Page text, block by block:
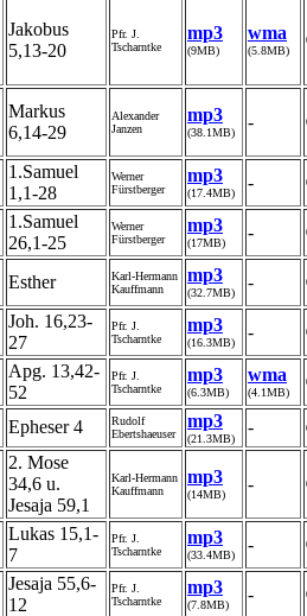
Jakobus
5,13-20
Pfr. J.
Tscharntke
mp3
(9MB)
wma
(5.8MB)
Markus
6,14-29
Alexander
Janzen
mp3
(38.1MB)
-
1.Samuel
1,1-28
Werner
Fürstberger
mp3
(17.4MB)
-
1.Samuel
26,1-25
Werner
Fürstberger
mp3
(17MB)
-
Esther
Karl-Hermann
Kauffmann
mp3
(32.7MB)
-
Joh. 16,23-
27
Pfr. J.
Tscharntke
mp3
(16.3MB)
-
Apg. 13,42-
52
Pfr. J.
Tscharntke
mp3
(6.3MB)
wma
(4.1MB)
Epheser 4
Rudolf
Ebertshaeuser
mp3
(21.3MB)
-
2. Mose
34,6 u.
Jesaja 59,1
Karl-Hermann
Kauffmann
mp3
(14MB)
-
Lukas 15,1-
7
Pfr. J.
Tscharntke
mp3
(33.4MB)
-
Jesaja 55,6-
12
Pfr. J.
Tscharntke
mp3
(7.8MB)
-